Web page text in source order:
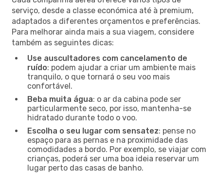
serviço, desde a classe económica até à premium,
adaptados a diferentes orçamentos e preferências.
Para melhorar ainda mais a sua viagem, considere
também as seguintes dicas:
Use auscultadores com cancelamento de
ruído: podem ajudar a criar um ambiente mais
tranquilo, o que tornará o seu voo mais
confortável.
Beba muita água: o ar da cabina pode ser
particularmente seco, por isso, mantenha-se
hidratado durante todo o voo.
Escolha o seu lugar com sensatez: pense no
espaço para as pernas e na proximidade das
comodidades a bordo. Por exemplo, se viajar com
crianças, poderá ser uma boa ideia reservar um
lugar perto das casas de banho.